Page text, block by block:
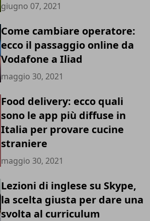
giugno 07, 2021
Come cambiare operatore:
ecco il passaggio online da
Vodafone a Iliad
maggio 30, 2021
Food delivery: ecco quali
sono le app più diffuse in
Italia per provare cucine
straniere
maggio 30, 2021
Lezioni di inglese su Skype,
la scelta giusta per dare una
svolta al curriculum